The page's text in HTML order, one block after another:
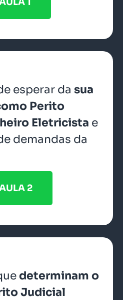
esperar da sua
Perito
Eletricista e
demandas da
2
determinam o
Judicial